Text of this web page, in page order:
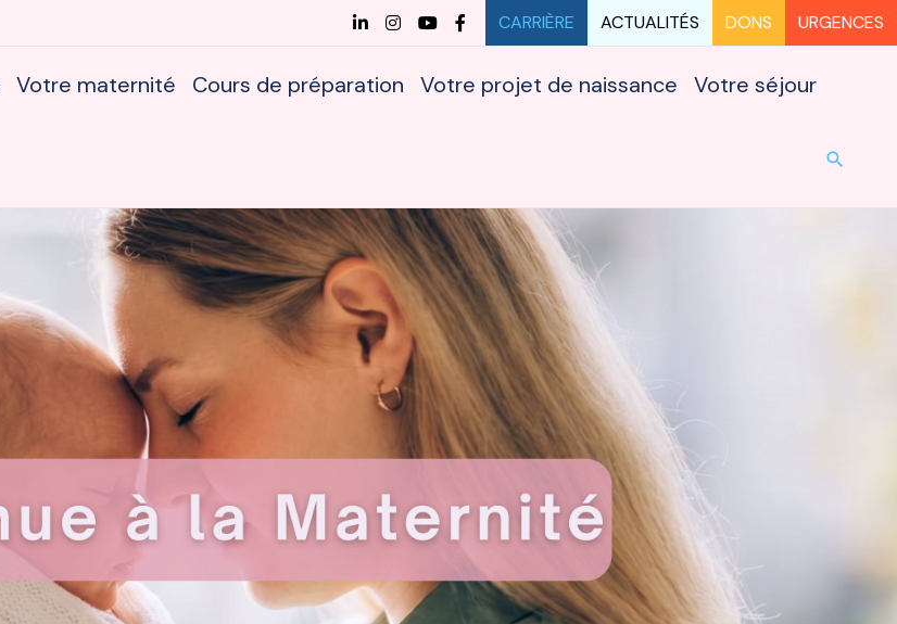
CARRIÈRE ACTUALITÉS DONS URGENCES
Votre maternité Cours de préparation Votre projet de naissance
Votre séjour
search